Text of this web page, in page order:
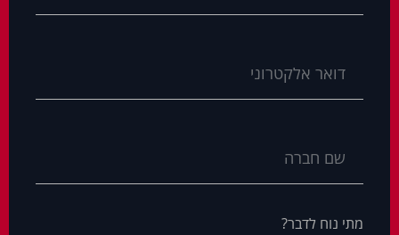
מתי נוח לדבר?